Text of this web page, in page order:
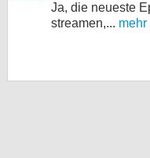
Ja, die neueste
streamen,... mehr